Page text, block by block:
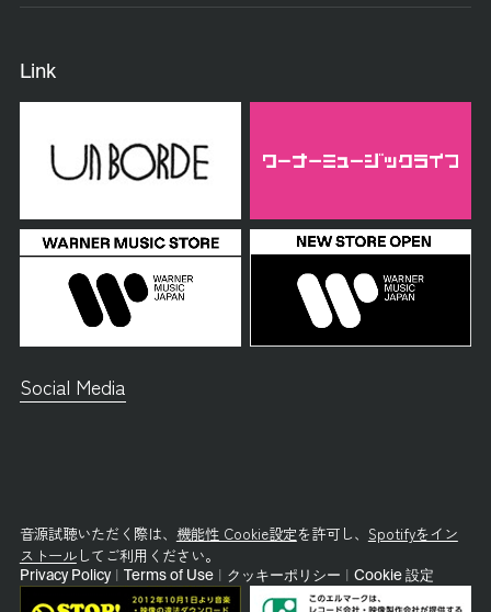
Link
Social Media
音源試聴いただく際は、 機能性 Cookie設定を許可し、 Spotifyをイン
ストールしてご利用ください。
Privacy Policy Terms of Use クッキーポリシー Cookie 設定